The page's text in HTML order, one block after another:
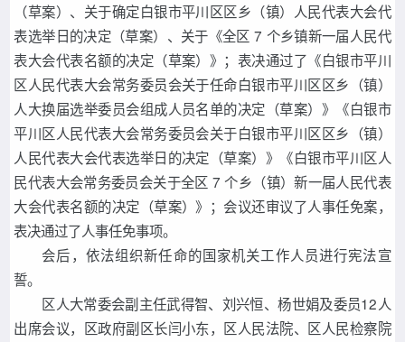
（草案）、关于确定白银市平川区区乡（镇）人民代表大会代
表选举日的决定（草案）、关于《全区 7 个乡镇新一届人民代
表大会代表名额的决定（草案）》；表决通过了《白银市平川
区人民代表大会常务委员会关于任命白银市平川区区乡（镇）
人大换届选举委员会组成人员名单的决定（草案）》《白银市
平川区人民代表大会常务委员会关于白银市平川区区乡（镇）
人民代表大会代表选举日的决定（草案）》《白银市平川区人
民代表大会常务委员会关于全区 7 个乡（镇）新一届人民代表
大会代表名额的决定（草案）》；会议还审议了人事任免案，
表决通过了人事任免事项。
会后，依法组织新任命的国家机关工作人员进行宪法宣
誓。
区人大常委会副主任武得智、刘兴恒、杨世娟及委员12人
出席会议，区政府副区长闫小东，区人民法院、区人民检察院